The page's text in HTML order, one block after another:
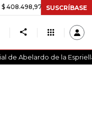
+$ 8.753,81 +2,19%
SUSCRÍBASE
de Abelardo de la